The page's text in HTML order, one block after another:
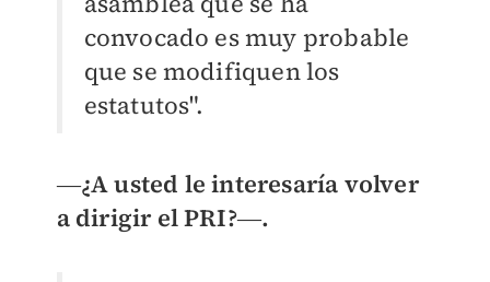
convocado es muy probable
que se modifiquen los
estatutos".
―¿A usted le interesaría volver
a dirigir el PRI?―.